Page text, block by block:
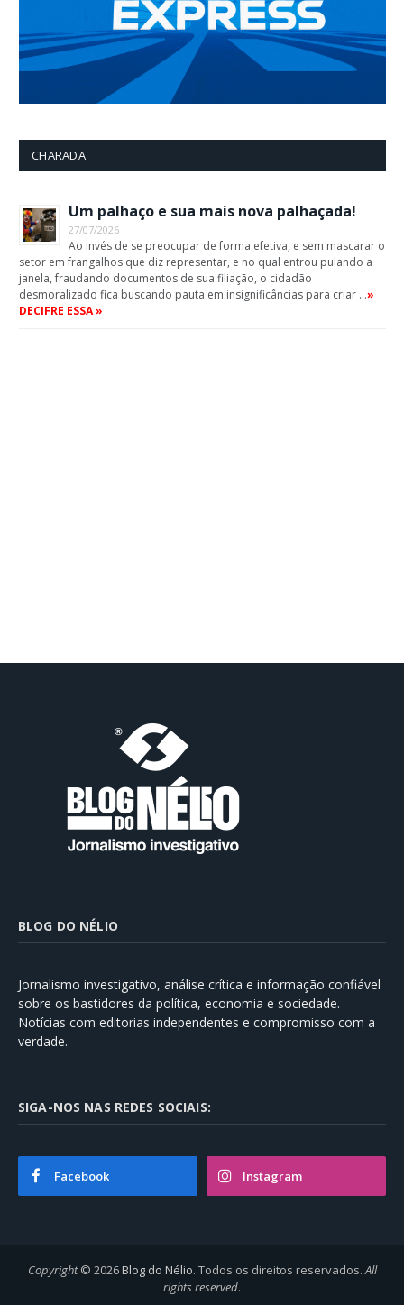
CHARADA
Um palhaço e sua mais nova palhaçada!
27/07/2026
Ao invés de se preocupar de forma efetiva, e sem mascarar o
setor em frangalhos que diz representar, e no qual entrou pulando a
janela, fraudando documentos de sua filiação, o cidadão
desmoralizado fica buscando pauta em insignificâncias para criar …»
DECIFRE ESSA »
BLOG DO NÉLIO
Jornalismo investigativo, análise crítica e informação confiável
sobre os bastidores da política, economia e sociedade.
Notícias com editorias independentes e compromisso com a
verdade.
SIGA-NOS NAS REDES SOCIAIS:
Facebook Instagram
Copyright© 2026Blog do Nélio. Todos os direitos reservados.All
rights reserved.